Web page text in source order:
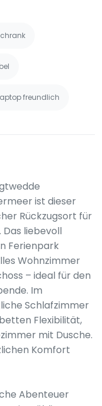
freundlich
ist dieser
Rückzugsort für
Das liebevoll
Ferienpark
Wohnzimmer
– ideal für den
Im
Schlafzimmer
Flexibilität,
mit Dusche.
Komfort
Abenteuer